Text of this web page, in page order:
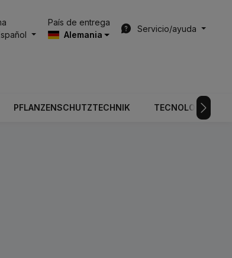
País de entrega
Alemania
Servicio/ayuda
PFLANZENSCHUTZTECHNIK TECNOLOGÍA DE